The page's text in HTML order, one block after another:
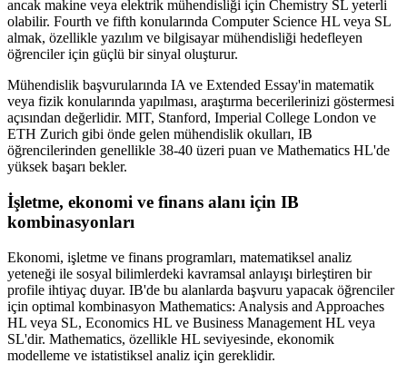
ancak makine veya elektrik mühendisliği için Chemistry SL yeterli
olabilir. Fourth ve fifth konularında Computer Science HL veya SL
almak, özellikle yazılım ve bilgisayar mühendisliği hedefleyen
öğrenciler için güçlü bir sinyal oluşturur.
Mühendislik başvurularında IA ve Extended Essay'in matematik
veya fizik konularında yapılması, araştırma becerilerinizi göstermesi
açısından değerlidir. MIT, Stanford, Imperial College London ve
ETH Zurich gibi önde gelen mühendislik okulları, IB
öğrencilerinden genellikle 38-40 üzeri puan ve Mathematics HL'de
yüksek başarı bekler.
İşletme, ekonomi ve finans alanı için IB
kombinasyonları
Ekonomi, işletme ve finans programları, matematiksel analiz
yeteneği ile sosyal bilimlerdeki kavramsal anlayışı birleştiren bir
profile ihtiyaç duyar. IB'de bu alanlarda başvuru yapacak öğrenciler
için optimal kombinasyon Mathematics: Analysis and Approaches
HL veya SL, Economics HL ve Business Management HL veya
SL'dir. Mathematics, özellikle HL seviyesinde, ekonomik
modelleme ve istatistiksel analiz için gereklidir.